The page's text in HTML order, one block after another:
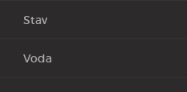
Stav
Voda